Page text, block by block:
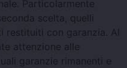
Particolarmente
scelta, quelli
con garanzia. Al
attenzione alle
garanzie rimanenti e